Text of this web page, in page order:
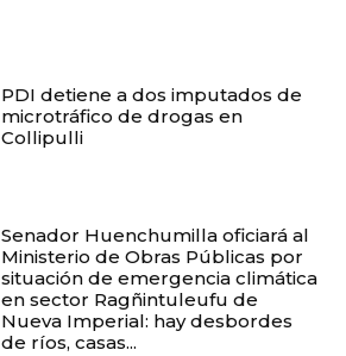
PDI detiene a dos imputados de
microtráfico de drogas en
Collipulli
Senador Huenchumilla oficiará al
Ministerio de Obras Públicas por
situación de emergencia climática
en sector Ragñintuleufu de
Nueva Imperial: hay desbordes
de ríos, casas...